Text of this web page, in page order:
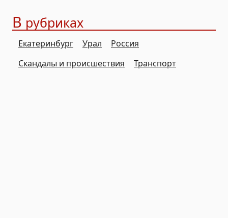
В рубриках
Екатеринбург Урал
Россия
Скандалы и происшествия
Транспорт